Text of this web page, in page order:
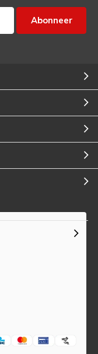
Abonneer